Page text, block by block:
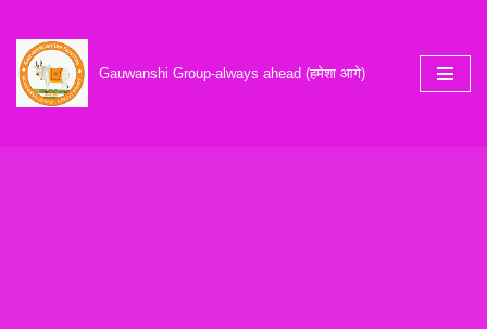
Skip
to
content
Gauwanshi Group-always ahead (हमेशा आगे)